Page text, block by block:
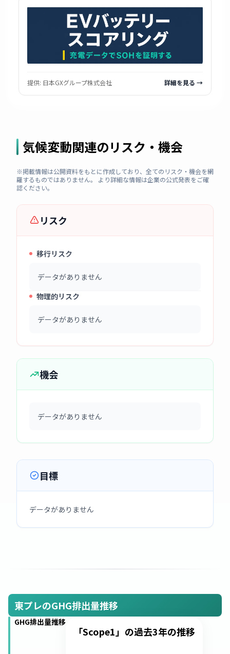
提供: 日本GXグループ株式会社 詳細を見る →
気候変動関連のリスク・機会
※掲載情報は公開資料をもとに作成しており、全てのリスク・機会を網
羅するものではありません。 より詳細な情報は企業の公式発表をご確
認ください。
リスク
移行リスク
データがありません
物理的リスク
データがありません
機会
データがありません
目標
データがありません
東プレのGHG排出量推移
GHG排出量推移
「Scope1」の過去3年の推移